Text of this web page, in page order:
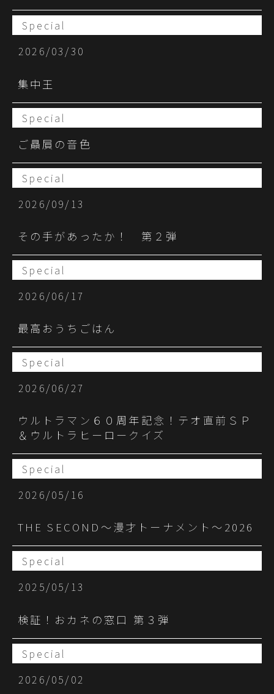
Special
2026/03/30
集中王
Special
ご贔屓の音色
Special
2026/09/13
その手があったか！ 第２弾
Special
2026/06/17
最高おうちごはん
Special
2026/06/27
ウルトラマン６０周年記念！テオ直前ＳＰ
＆ウルトラヒーロークイズ
Special
2026/05/16
THE SECOND～漫才トーナメント～2026
Special
2025/05/13
検証！おカネの窓口 第３弾
Special
2026/05/02